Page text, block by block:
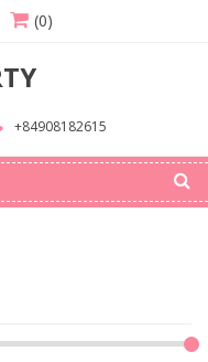
(0)
+84908182615